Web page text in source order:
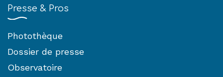
Presse & Pros
Photothèque
Dossier de presse
Observatoire